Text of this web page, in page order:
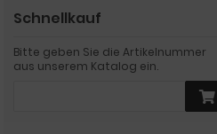
Schnellkauf
Bitte geben Sie die Artikelnummer
aus unserem Katalog ein.